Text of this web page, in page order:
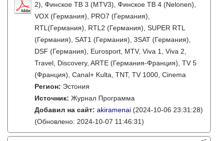
2), Финское ТВ 3 (MTV3), Финское ТВ 4 (Nelonen),
VOX (Германия), PRO7 (Германия),
RTL(Германия), RTL2 (Германия), SUPER RTL
(Германия), SAT1 (Германия), 3SAT (Германия),
DSF (Германия), Eurosport, MTV, Viva 1, Viva 2,
Travel, Discovery, ARTE (Германия-Франция), TV 5
(Франция), Canal+ Kulta, TNT, TV 1000, Cinema
Регион: Эстония
Источник: Журнал Программа
Добавил на сайт: akiramenai (2024-10-06 23:31:28)
(Обновлено: 2024-10-07 11:46:31)